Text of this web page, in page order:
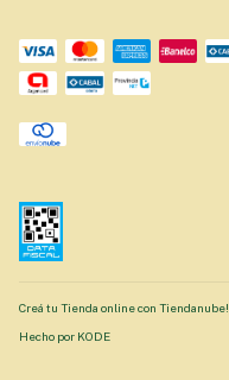
Creá tu Tienda online con Tiendanube!
Hecho por KODE